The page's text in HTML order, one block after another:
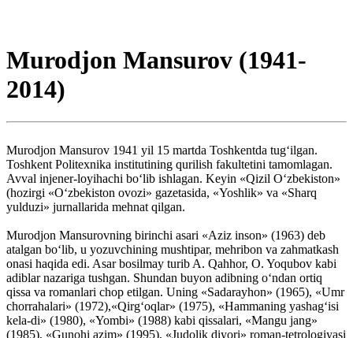
Murodjon Mansurov (1941-
2014)
Murodjon Mansurov 1941 yil 15 martda Toshkentda tug‘ilgan.
Toshkent Politexnika institutining qurilish fakultetini tamomlagan.
Avval injener-loyihachi bo‘lib ishlagan. Keyin «Qizil O‘zbekiston»
(hozirgi «O‘zbekiston ovozi» gazetasida, «Yoshlik» va «Sharq
yulduzi» jurnallarida mehnat qilgan.
Murodjon Mansurovning birinchi asari «Aziz inson» (1963) deb
atalgan bo‘lib, u yozuvchining mushtipar, mehribon va zahmatkash
onasi haqida edi. Asar bosilmay turib A. Qahhor, O. Yoqubov kabi
adiblar nazariga tushgan. Shundan buyon adibning o‘ndan ortiq
qissa va romanlari chop etilgan. Uning «Sadarayhon» (1965), «Umr
chorrahalari» (1972),«Qirg‘oqlar» (1975), «Hammaning yashag‘isi
kela-di» (1980), «Yombi» (1988) kabi qissalari, «Mangu jang»
(1985), «Gunohi azim» (1995), «Judolik diyori» roman-tetrologiyasi